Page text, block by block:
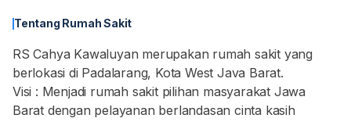
Tentang Rumah Sakit
RS Cahya Kawaluyan merupakan rumah sakit yang
berlokasi di Padalarang, Kota West Java Barat.
Visi : Menjadi rumah sakit pilihan masyarakat Jawa